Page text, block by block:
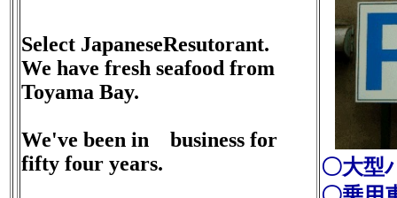
Select JapaneseResutorant.
We have fresh seafood from
Toyama Bay.
We've been in business for
fifty four years.
〇大型